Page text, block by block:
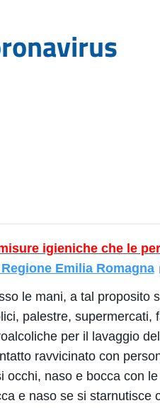
igieniche che le
Emilia Romagna
le mani, a tal proposito
palestre,
per il lavaggio
ravvicinato con
occhi, naso e bocca con
e naso se si starnutisce